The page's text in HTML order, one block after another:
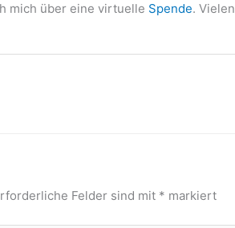
mich über eine virtuelle Spende.
Felder sind mit * markiert